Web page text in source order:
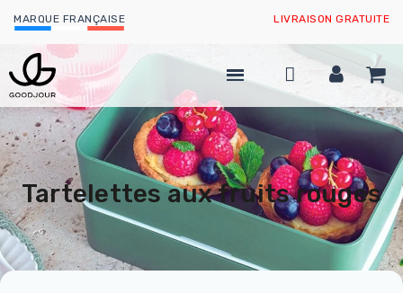
MARQUE FRANÇAISE LIVRAISON GRATUITE
Tartelettes aux fruits rouges